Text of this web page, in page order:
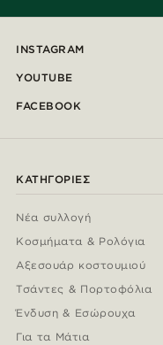
INSTAGRAM
YOUTUBE
FACEBOOK
ΚΑΤΗΓΟΡΊΕΣ
Νέα συλλογή
Κοσμήματα & Ρολόγια
Αξεσουάρ κοστουμιού
Τσάντες & Πορτοφόλια
Ένδυση & Εσώρουχα
Για τα Μάτια